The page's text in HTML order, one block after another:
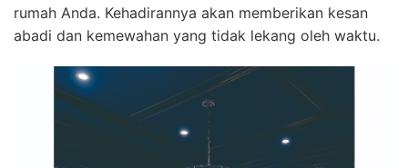
rumah Anda. Kehadirannya akan memberikan kesan
abadi dan kemewahan yang tidak lekang oleh waktu.